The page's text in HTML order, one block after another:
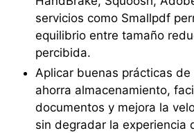
servicios como Smallpdf
equilibrio entre tamaño
percibida.
Aplicar buenas prácticas de
ahorra almacenamiento,
documentos y mejora la
sin degradar la experiencia